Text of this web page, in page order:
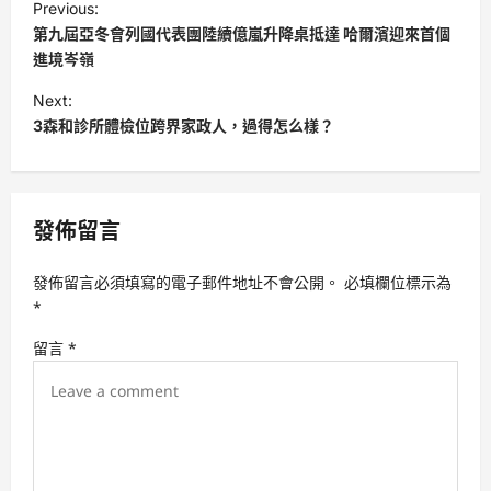
o
s
t
n
a
i
a
t
i
Previous:
第九屆亞冬會列國代表團陸續億嵐升降桌抵達 哈爾濱迎來首個
進境岑嶺
Next:
3森和診所體檢位跨界家政人，過得怎么樣？
發佈留言
發佈留言必須填寫的電子郵件地址不會公開。 必填欄位標示為
*
留言 *